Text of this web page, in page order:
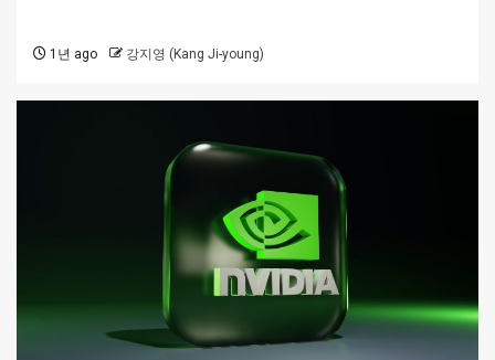
1년 ago 강지영 (Kang Ji-young)